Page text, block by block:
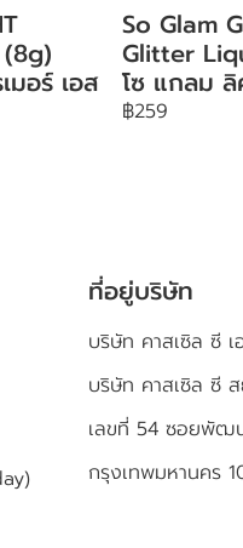
(8g)
มอร์ เอส
So Glam
Glitter
โซ แกลม
฿259
ที่อยู่บริษัท
บริษัท คาสเซิล ซี เ
บริษัท คาสเซิล ซี
เลขที่ 54 ซอยพัฒ
กรุงเทพมหานคร